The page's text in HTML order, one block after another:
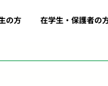
の方 在学生・保護者の